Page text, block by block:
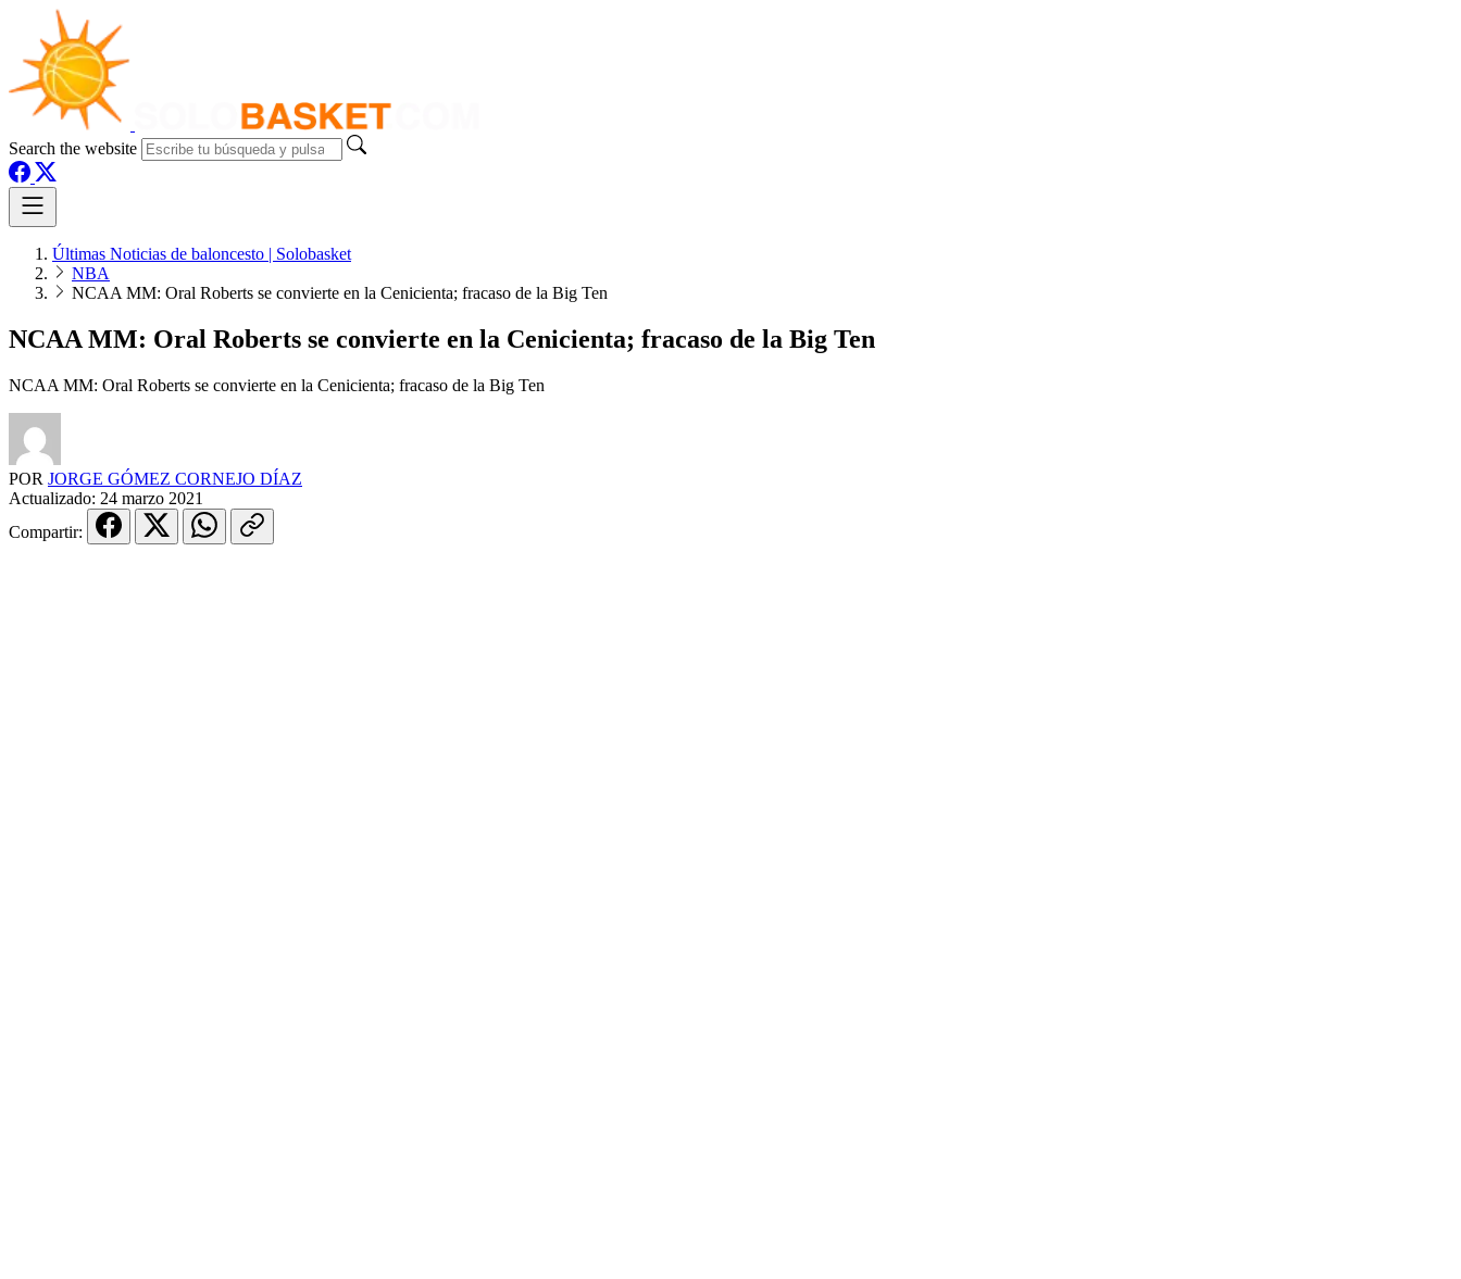
Search the website
Últimas Noticias de baloncesto | Solobasket
NBA
NCAA MM: Oral Roberts se convierte en la Cenicienta; fracaso de la Big Ten
NCAA MM: Oral Roberts se convierte en la Cenicienta; fracaso de la Big Ten
NCAA MM: Oral Roberts se convierte en la Cenicienta; fracaso de la Big Ten
POR JORGE GÓMEZ CORNEJO DÍAZ
Actualizado: 24 marzo 2021
Compartir: